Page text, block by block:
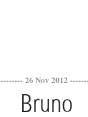
26 Nov 2012
Bruno